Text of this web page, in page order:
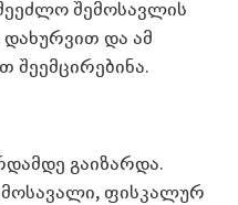
შემოსავლის
დახურვით და ამ
შეემცირებინა.
გაიზარდა.
ფისკალურ